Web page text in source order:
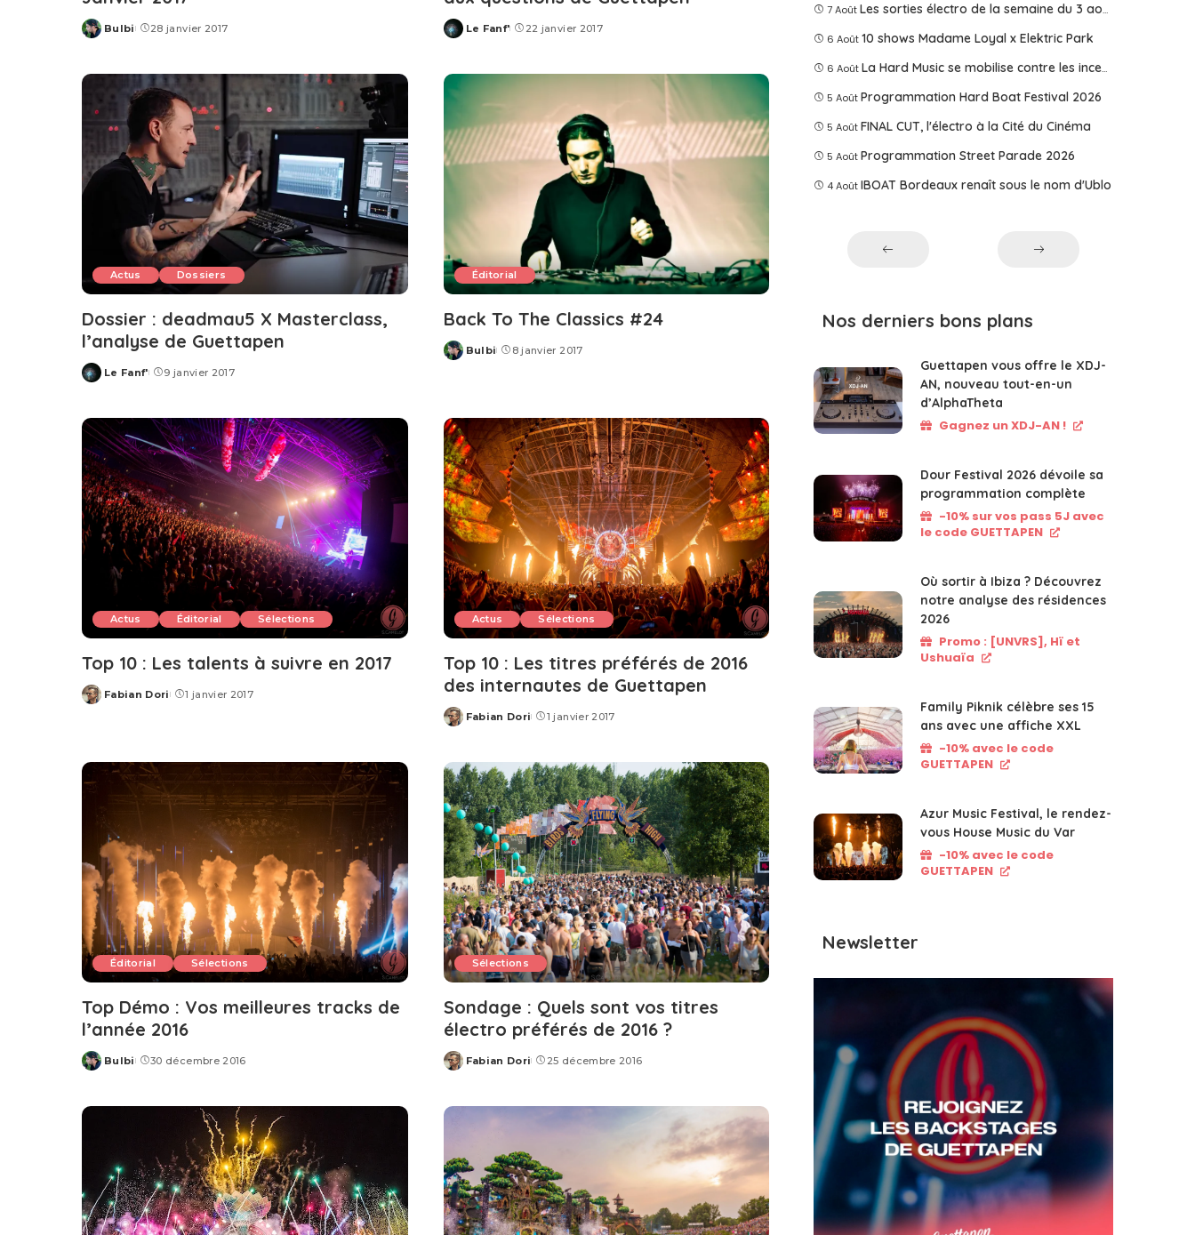
Posted
Bulbi 28 janvier 2017
Posted
Le Fanf' 22 janvier 2017
Actus Dossiers
Dossier : deadmau5 X Masterclass,
l’analyse de Guettapen
Posted
Le Fanf' 9 janvier 2017
Éditorial
Back To The Classics #24
Posted
Bulbi 8 janvier 2017
Actus Éditorial Sélections
Top 10 : Les talents à suivre en 2017
Posted
Fabian Dori 1 janvier 2017
Actus Sélections
Top 10 : Les titres préférés de 2016
des internautes de Guettapen
Posted
Fabian Dori 1 janvier 2017
Éditorial Sélections
Top Démo : Vos meilleures tracks de
l’année 2016
Posted
Bulbi 30 décembre 2016
Sélections
Sondage : Quels sont vos titres
électro préférés de 2016 ?
Posted
Fabian Dori 25 décembre 2016
7 Août Les sorties électro de la semaine du 3 août 2026
6 Août 10 shows Madame Loyal x Elektric Park
6 Août La Hard Music se mobilise contre les incendies
5 Août Programmation Hard Boat Festival 2026
5 Août FINAL CUT, l'électro à la Cité du Cinéma
5 Août Programmation Street Parade 2026
4 Août IBOAT Bordeaux renaît sous le nom d'Ublo
Nos derniers bons plans
Guettapen vous offre le XDJ-
AN, nouveau tout-en-un
d’AlphaTheta
Gagnez un XDJ-AN !
Dour Festival 2026 dévoile sa
programmation complète
-10% sur vos pass 5J avec
le code GUETTAPEN
Où sortir à Ibiza ? Découvrez
notre analyse des résidences
2026
Promo : [UNVRS], Hï et
Ushuaïa
Family Piknik célèbre ses 15
ans avec une affiche XXL
-10% avec le code
GUETTAPEN
Azur Music Festival, le rendez-
vous House Music du Var
-10% avec le code
GUETTAPEN
Newsletter